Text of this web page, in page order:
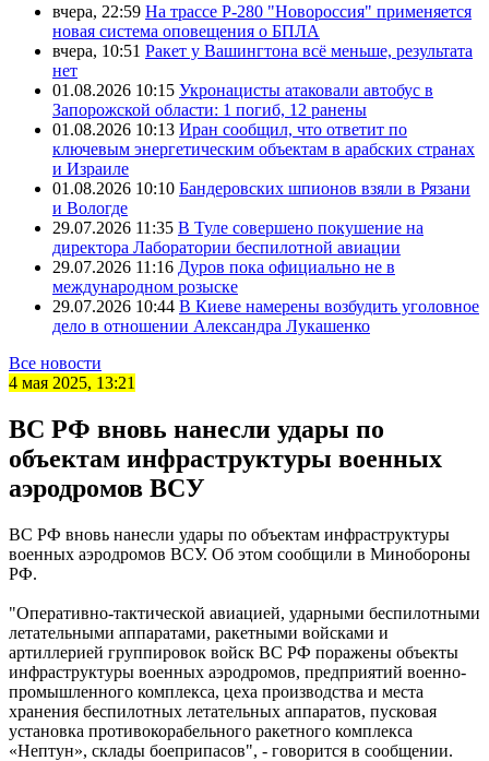
вчера, 22:59 На трассе Р-280 "Новороссия" применяется
новая система оповещения о БПЛА
вчера, 10:51 Ракет у Вашингтона всё меньше, результата
нет
01.08.2026 10:15 Укронацисты атаковали автобус в
Запорожской области: 1 погиб, 12 ранены
01.08.2026 10:13 Иран сообщил, что ответит по
ключевым энергетическим объектам в арабских странах
и Израиле
01.08.2026 10:10 Бандеровских шпионов взяли в Рязани
и Вологде
29.07.2026 11:35 В Туле совершено покушение на
директора Лаборатории беспилотной авиации
29.07.2026 11:16 Дуров пока официально не в
международном розыске
29.07.2026 10:44 В Киеве намерены возбудить уголовное
дело в отношении Александра Лукашенко
Все новости
4 мая 2025, 13:21
ВС РФ вновь нанесли удары по
объектам инфраструктуры военных
аэродромов ВСУ
ВС РФ вновь нанесли удары по объектам инфраструктуры
военных аэродромов ВСУ. Об этом сообщили в Минобороны
РФ.
"Оперативно-тактической авиацией, ударными беспилотными
летательными аппаратами, ракетными войсками и
артиллерией группировок войск ВС РФ поражены объекты
инфраструктуры военных аэродромов, предприятий военно-
промышленного комплекса, цеха производства и места
хранения беспилотных летательных аппаратов, пусковая
установка противокорабельного ракетного комплекса
«Нептун», склады боеприпасов", - говорится в сообщении.